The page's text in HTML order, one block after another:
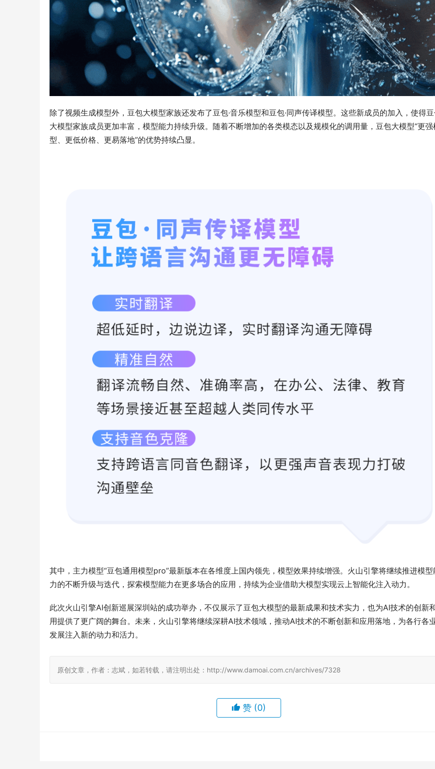
除了视频生成模型外，豆包大模型家族还发布了豆包·音乐模型和豆包·同声传译模型。这些新成员的加入，使得
大模型家族成员更加丰富，模型能力持续升级。随着不断增加的各类模态以及规模化的调用量，豆包大模型“更强
型、更低价格、更易落地”的优势持续凸显。
其中，主力模型“豆包通用模型pro”最新版本在各维度上国内领先，模型效果持续增强。火山引擎将继续推进模型
力的不断升级与迭代，探索模型能力在更多场合的应用，持续为企业借助大模型实现云上智能化注入动力。
此次火山引擎AI创新巡展深圳站的成功举办，不仅展示了豆包大模型的最新成果和技术实力，也为AI技术的创新
用提供了更广阔的舞台。未来，火山引擎将继续深耕AI技术领域，推动AI技术的不断创新和应用落地，为各行各
发展注入新的动力和活力。
原创文章，作者：志斌，如若转载，请注明出处：http://www.damoai.com.cn/archives/7328
赞 (0)